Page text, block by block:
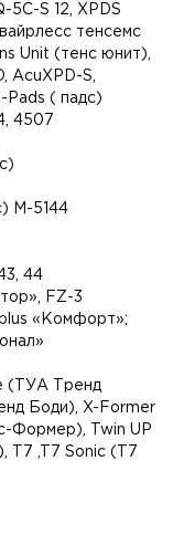
5C-S 12, XPDS
тенсемс
Unit (тенс юнит),
AcuXPD-S,
( падс)
4507
M-5144
44
FZ-3
«Комфорт»;
(ТУА Тренд
Боди), X-Former
Формер), Twin UP
T7 ,T7 Sonic (Т7